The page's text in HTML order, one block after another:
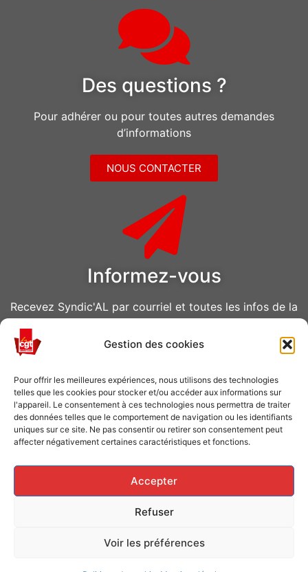
Gestion des cookies
Pour offrir les meilleures expériences, nous utilisons des technologies
telles que les cookies pour stocker et/ou accéder aux informations sur
l'appareil. Le consentement à ces technologies nous permettra de traiter
des données telles que le comportement de navigation ou les identifiants
uniques sur ce site. Ne pas consentir ou retirer son consentement peut
affecter négativement certaines caractéristiques et fonctions.
Accepter
Refuser
Voir les préférences
Des questions ?
Pour adhérer ou pour toutes autres demandes
d’informations
NOUS CONTACTER
Informez-vous
Recevez Syndic'AL par courriel et toutes les infos de la
CGT Air Liquide
Caisse de grève
Soutenir les grévistes en luttes ? Faites un don à la
Caisse de solidarité !
FAITES UN DON